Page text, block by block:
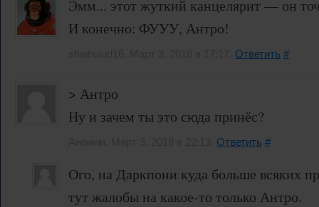
Эмм... этот жуткий канцелярит — он
И конечно: ФУУУ, Антро!
Ответить #
> Антро
Ну и зачем ты это сюда принёс?
Ответить #
Ого, на Даркпони куда больше всяких
тут жалобы на какое-то только Антро.